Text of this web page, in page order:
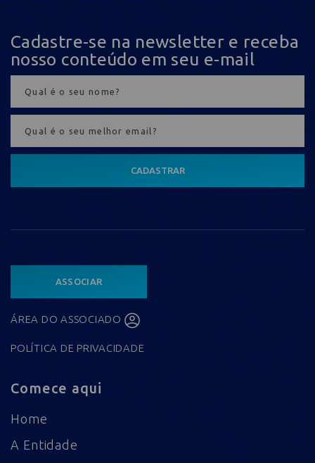
Cadastre-se na newsletter e receba
nosso conteúdo em seu e-mail
CADASTRAR
ASSOCIAR
ÁREA DO ASSOCIADO
POLÍTICA DE PRIVACIDADE
Comece aqui
Home
A Entidade